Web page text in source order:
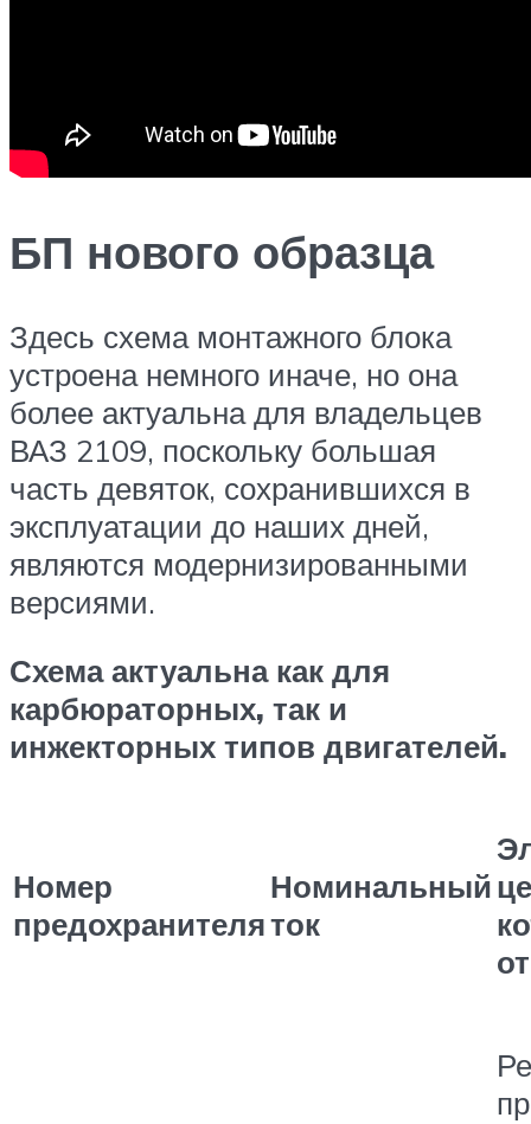
БП нового образца
Здесь схема монтажного блока
устроена немного иначе, но она
более актуальна для владельцев
ВАЗ 2109, поскольку большая
часть девяток, сохранившихся в
эксплуатации до наших дней,
являются модернизированными
версиями.
Схема актуальна как для
карбюраторных, так и
инжекторных типов двигателей.
Номер
предохранителя
Номинальный
ток